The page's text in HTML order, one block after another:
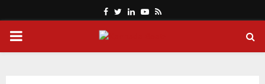
Facebook
Twitter
LinkedinYoutube
Rss
PRIMARY